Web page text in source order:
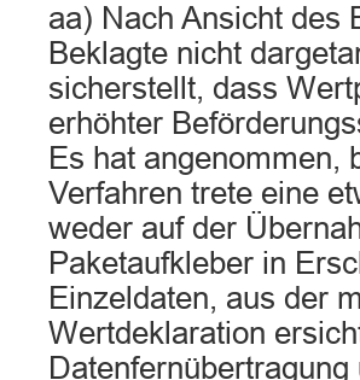
aa) Nach Ansicht des
Beklagte nicht
sicherstellt, dass
erhöhter
Es hat angenommen,
Verfahren trete eine
weder auf der
Paketaufkleber in
Einzeldaten, aus der
Wertdeklaration